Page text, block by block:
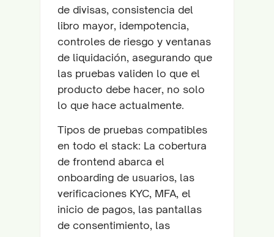
de divisas, consistencia del
libro mayor, idempotencia,
controles de riesgo y ventanas
de liquidación, asegurando que
las pruebas validen lo que el
producto debe hacer, no solo
lo que hace actualmente.
Tipos de pruebas compatibles
en todo el stack: La cobertura
de frontend abarca el
onboarding de usuarios, las
verificaciones KYC, MFA, el
inicio de pagos, las pantallas
de consentimiento, las